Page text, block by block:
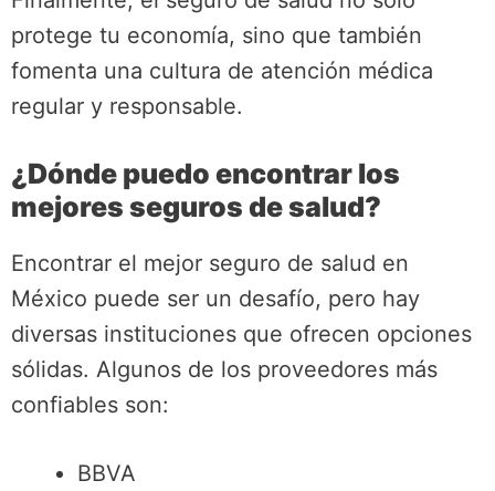
protege tu economía, sino que también
fomenta una cultura de atención médica
regular y responsable.
¿Dónde puedo encontrar los
mejores seguros de salud?
Encontrar el mejor seguro de salud en
México puede ser un desafío, pero hay
diversas instituciones que ofrecen opciones
sólidas. Algunos de los proveedores más
confiables son:
BBVA